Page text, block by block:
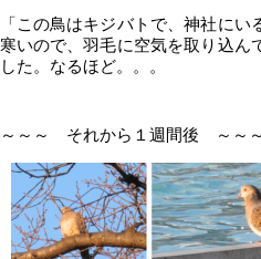
「この鳥はキジバトで、神社に
寒いので、羽毛に空気を取り込ん
した。なるほど。。。
～～～ それから１週間後 ～～